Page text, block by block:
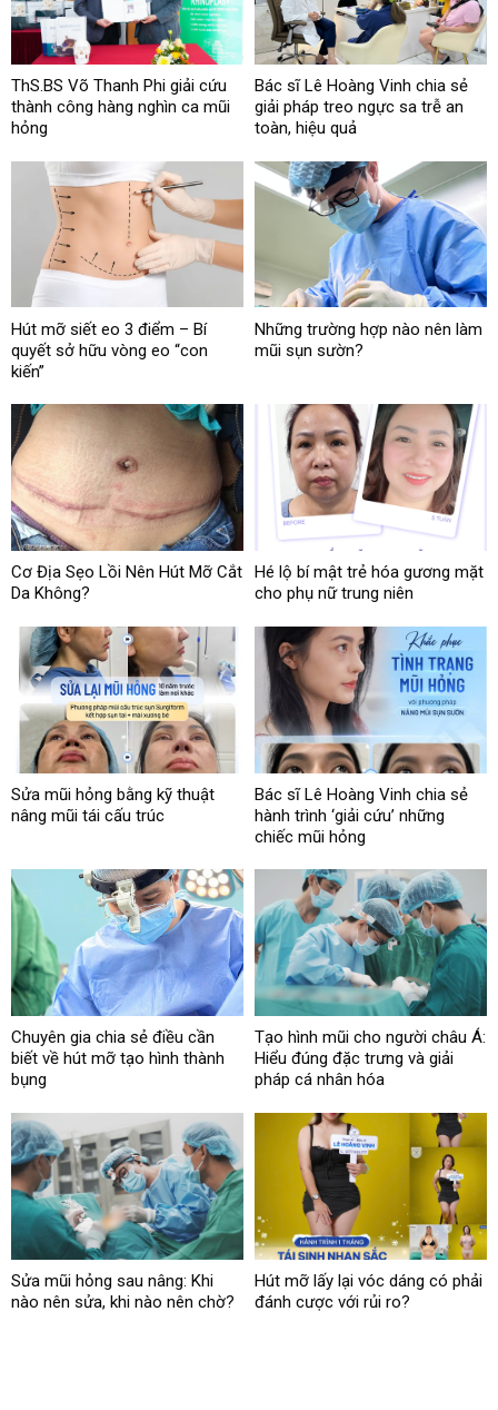
ThS.BS Võ Thanh Phi giải cứu
thành công hàng nghìn ca mũi
hỏng
Bác sĩ Lê Hoàng Vinh chia sẻ
giải pháp treo ngực sa trễ an
toàn, hiệu quả
Hút mỡ siết eo 3 điểm – Bí
quyết sở hữu vòng eo “con
kiến”
Những trường hợp nào nên làm
mũi sụn sườn?
Cơ Địa Sẹo Lồi Nên Hút Mỡ Cắt
Da Không?
Hé lộ bí mật trẻ hóa gương mặt
cho phụ nữ trung niên
Sửa mũi hỏng bằng kỹ thuật
nâng mũi tái cấu trúc
Bác sĩ Lê Hoàng Vinh chia sẻ
hành trình ‘giải cứu’ những
chiếc mũi hỏng
Chuyên gia chia sẻ điều cần
biết về hút mỡ tạo hình thành
bụng
Tạo hình mũi cho người châu Á:
Hiểu đúng đặc trưng và giải
pháp cá nhân hóa
Sửa mũi hỏng sau nâng: Khi
nào nên sửa, khi nào nên chờ?
Hút mỡ lấy lại vóc dáng có phải
đánh cược với rủi ro?